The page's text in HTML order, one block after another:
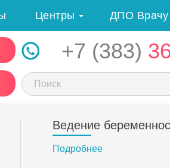
Центры ДПО
+7 (383)
Ведение
Подробнее